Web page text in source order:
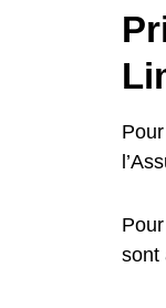
sont